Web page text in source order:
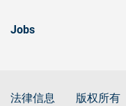
Jobs
法律信息 版权所有